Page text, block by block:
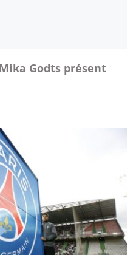
Godts présent